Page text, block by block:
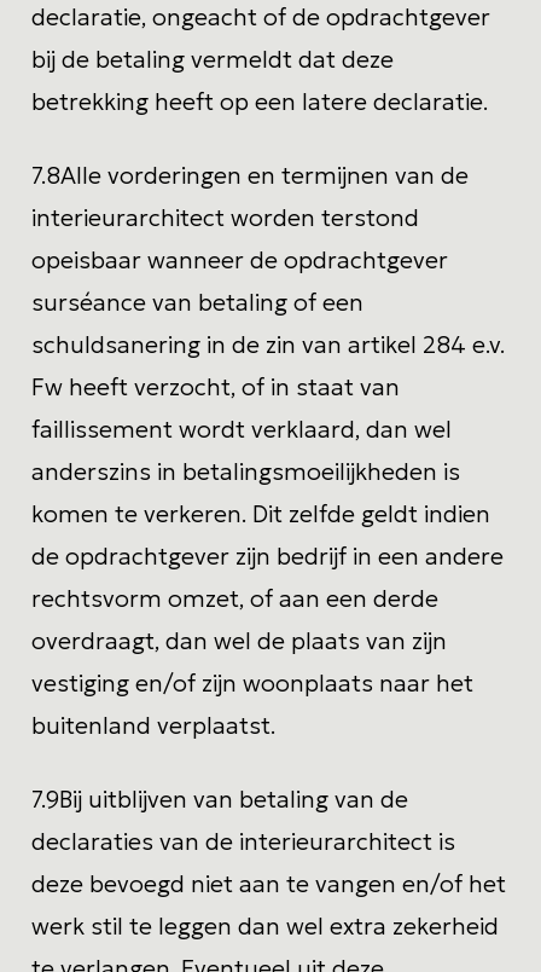
declaratie, ongeacht of de opdrachtgever
bij de betaling vermeldt dat deze
betrekking heeft op een latere declaratie.
7.8Alle vorderingen en termijnen van de
interieurarchitect worden terstond
opeisbaar wanneer de opdrachtgever
surséance van betaling of een
schuldsanering in de zin van artikel 284 e.v.
Fw heeft verzocht, of in staat van
faillissement wordt verklaard, dan wel
anderszins in betalingsmoeilijkheden is
komen te verkeren. Dit zelfde geldt indien
de opdrachtgever zijn bedrijf in een andere
rechtsvorm omzet, of aan een derde
overdraagt, dan wel de plaats van zijn
vestiging en/of zijn woonplaats naar het
buitenland verplaatst.
7.9Bij uitblijven van betaling van de
declaraties van de interieurarchitect is
deze bevoegd niet aan te vangen en/of het
werk stil te leggen dan wel extra zekerheid